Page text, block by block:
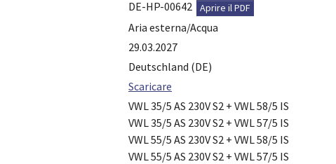
DE-HP-00642 Aprire il PDF
Aria esterna/Acqua
29.03.2027
Deutschland (DE)
Scaricare
VWL 35/5 AS 230V S2 + VWL 58/5 IS
VWL 35/5 AS 230V S2 + VWL 57/5 IS
VWL 55/5 AS 230V S2 + VWL 58/5 IS
VWL 55/5 AS 230V S2 + VWL 57/5 IS